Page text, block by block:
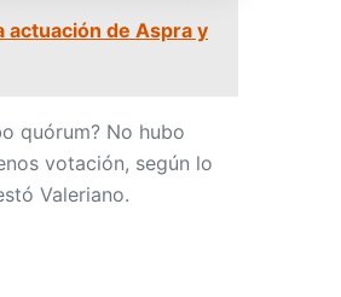
actuación de Aspra y
quórum? No hubo
votación, según lo
Valeriano.